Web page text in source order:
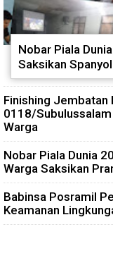
Nobar Piala
Saksikan
Finishing Jembatan
0118/
Warga
Nobar Piala Dunia
Warga Saksikan
Babinsa Posramil
Keamanan